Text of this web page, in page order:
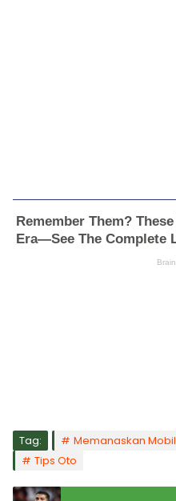
Tag: Memanaskan Mobil
Tips Oto